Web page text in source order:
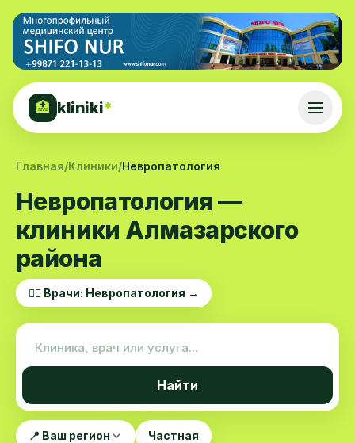
🏥 kliniki*
Главная/Клиники/Невропатология
Невропатология —
клиники Алмазарского
района
👨‍⚕️ Врачи: Невропатология →
Найти
📍 Ваш регион Частная